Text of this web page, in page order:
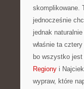
skomplikowane.
jednocześnie
jednak
właśnie ta
bo wszystko
Regiony i
wypraw, które